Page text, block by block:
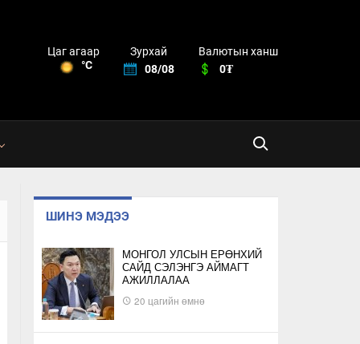
Цаг агаар
°C
Зурхай
08/08
Валютын ханш
0₮
ШИНЭ МЭДЭЭ
МОНГОЛ УЛСЫН ЕРӨНХИЙ
САЙД СЭЛЭНГЭ АЙМАГТ
АЖИЛЛАЛАА
20 цагийн өмнө